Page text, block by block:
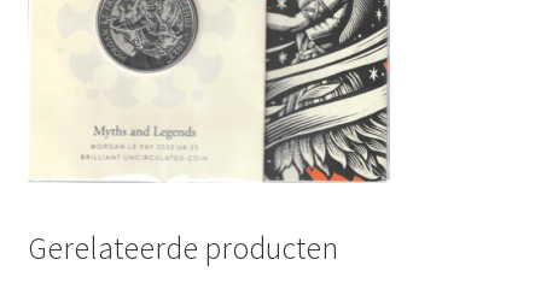
Gerelateerde producten